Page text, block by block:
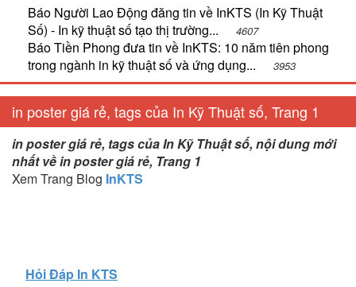
Báo Người Lao Động đăng tin về InKTS (In Kỹ Thuật
Số) - In kỹ thuật số tạo thị trường...
4607
Báo Tiền Phong đưa tin về InKTS: 10 năm tiên phong
trong ngành in kỹ thuật số và ứng dụng...
3953
in poster giá rẻ, tags của In Kỹ Thuật số, Trang 1
in poster giá rẻ, tags của In Kỹ Thuật số, nội dung mới
nhất về in poster giá rẻ, Trang 1
Xem Trang Blog InKTS
Hỏi Đáp In KTS